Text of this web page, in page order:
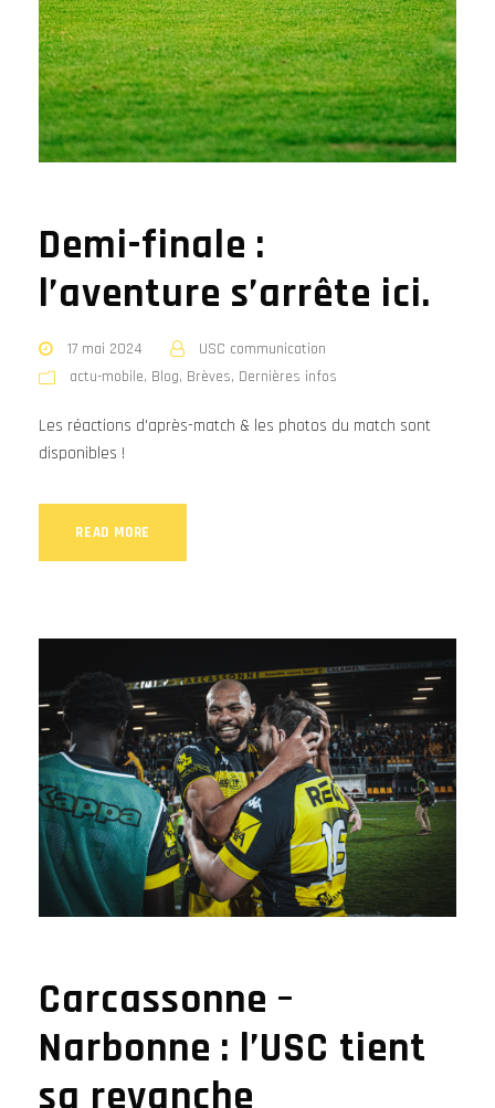
Demi-finale :
l’aventure s’arrête ici.
17 mai 2024
USC communication
actu-mobile, Blog, Brèves, Dernières infos
Les réactions d'après-match & les photos du match sont
disponibles !
READ MORE
Carcassonne –
Narbonne : l’USC tient
sa revanche